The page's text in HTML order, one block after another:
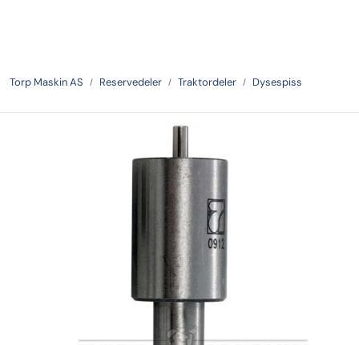
Torp Maskin AS Reservedeler Traktordeler Dysespiss